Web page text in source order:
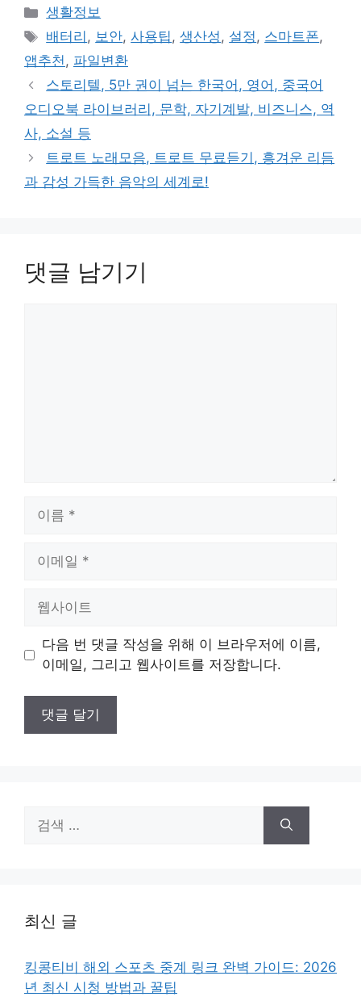
카
테
리
생활정보
태
그
배터리 , 보안,사용팁,생산성, 설정, 스마트폰,
앱추천, 파일변환
스토리텔, 5만 권이 넘는 한국어, 영어, 중국어
오디오북 라이브러리, 문학, 자기계발, 비즈니스, 역
사, 소설 등
트로트 노래모음, 트로트 무료듣기, 흥겨운 리듬
과 감성 가득한 음악의 세계로!
댓글 남기기
트
다음 번 댓글 작성을 위해 이 브라우저에 이름,
이메일, 그리고 웹사이트를 저장합니다.
색:
최신 글
킹콩티비 해외 스포츠 중계 링크 완벽 가이드: 2026
년 최신 시청 방법과 꿀팁